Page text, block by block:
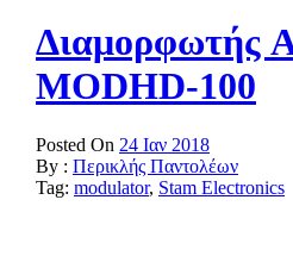
Διαμορφωτής
MODHD-100
Posted On 24 Ιαν 2018
By : Περικλής Παντολέων
Tag: modulator, Stam Electronics